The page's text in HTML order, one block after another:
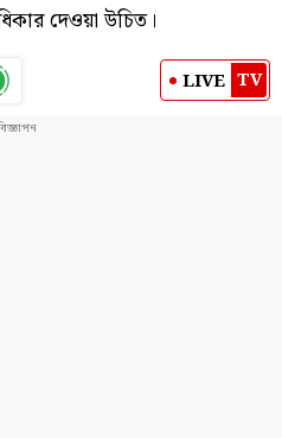
দেওয়া উচিত।
LIVE TV